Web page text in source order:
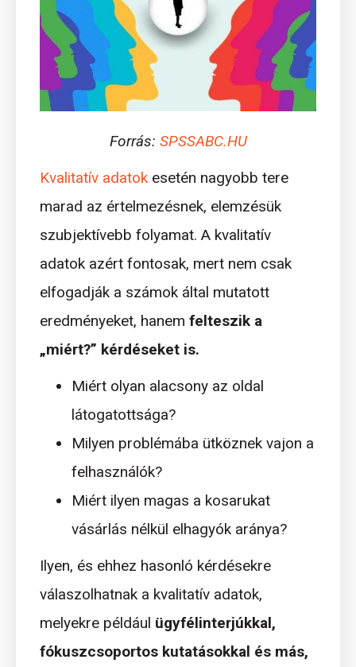
Forrás: SPSSABC.HU
Kvalitatív adatok esetén nagyobb tere
marad az értelmezésnek, elemzésük
szubjektívebb folyamat. A kvalitatív
adatok azért fontosak, mert nem csak
elfogadják a számok által mutatott
eredményeket, hanem felteszik a
„miért?” kérdéseket is.
Miért olyan alacsony az oldal
látogatottsága?
Milyen problémába ütköznek vajon a
felhasználók?
Miért ilyen magas a kosarukat
vásárlás nélkül elhagyók aránya?
Ilyen, és ehhez hasonló kérdésekre
válaszolhatnak a kvalitatív adatok,
melyekre például ügyfélinterjúkkal,
fókuszcsoportos kutatásokkal és más,